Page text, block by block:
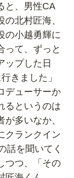
と、男性CA
北村匠海、
の小越勇輝に
って、ずっと
ップした日
きました」
デューサーか
るというのは
多いなか、
クランクイン
話を聞いてく
つつ、「その